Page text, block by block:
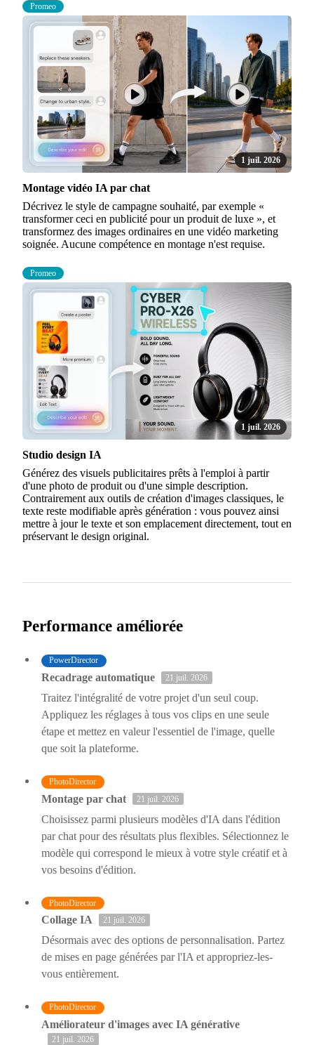
Promeo
1 juil. 2026
Montage vidéo IA par chat
Décrivez le style de campagne souhaité, par exemple «
transformer ceci en publicité pour un produit de luxe », et
transformez des images ordinaires en une vidéo marketing
soignée. Aucune compétence en montage n'est requise.
Promeo
1 juil. 2026
Studio design IA
Générez des visuels publicitaires prêts à l'emploi à partir
d'une photo de produit ou d'une simple description.
Contrairement aux outils de création d'images classiques, le
texte reste modifiable après génération : vous pouvez ainsi
mettre à jour le texte et son emplacement directement, tout en
préservant le design original.
Performance améliorée
PowerDirector
Recadrage automatique 21 juil. 2026
Traitez l'intégralité de votre projet d'un seul coup.
Appliquez les réglages à tous vos clips en une seule
étape et mettez en valeur l'essentiel de l'image, quelle
que soit la plateforme.
PhotoDirector
Montage par chat 21 juil. 2026
Choisissez parmi plusieurs modèles d'IA dans l'édition
par chat pour des résultats plus flexibles. Sélectionnez le
modèle qui correspond le mieux à votre style créatif et à
vos besoins d'édition.
PhotoDirector
Collage IA 21 juil. 2026
Désormais avec des options de personnalisation. Partez
de mises en page générées par l'IA et appropriez-les-
vous entièrement.
PhotoDirector
Améliorateur d'images avec IA générative
21 juil. 2026